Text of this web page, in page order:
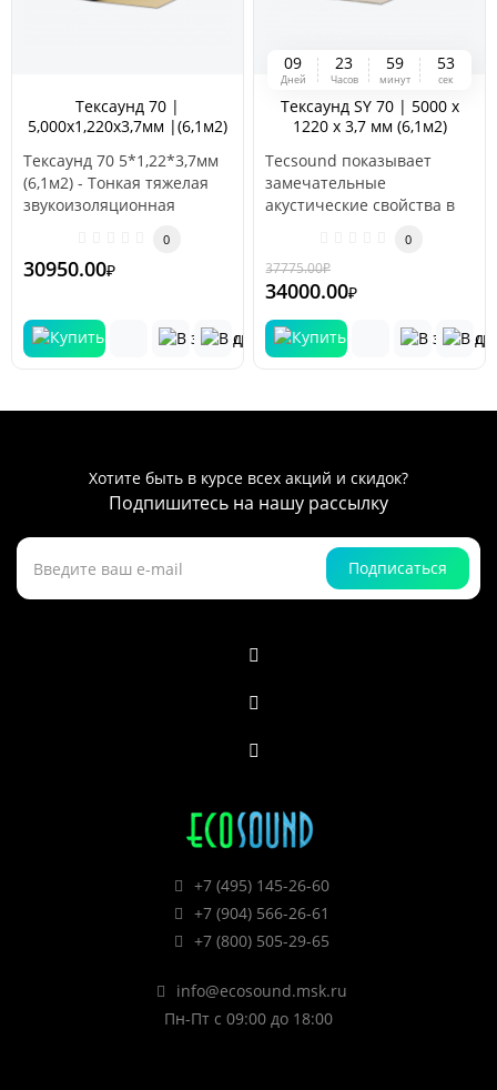
Тексаунд 70 |
5,000х1,220х3,7мм |(6,1м2)
Тексаунд 70 5*1,22*3,7мм
(6,1м2) - Тонкая тяжелая
звукоизоляционная
0
30950.00₽
09
Дней
23
Часов
59
минут
53
сек
Тексаунд SY 70 | 5000 х
1220 х 3,7 мм (6,1м2)
Tecsound показывает
замечательные
акустические свойства в
стекловолокном или
базальтово..
0
37775.00₽
34000.00₽
Хотите быть в курсе всех акций и скидок?
Подпишитесь на нашу рассылку
Подписаться
+7 (495) 145-26-60
+7 (904) 566-26-61
+7 (800) 505-29-65
info@ecosound.msk.ru
Пн-Пт с 09:00 до 18:00